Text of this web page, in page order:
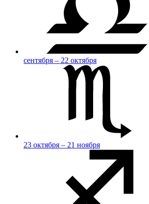
сентября – 22 октября
23 октября – 21 ноября